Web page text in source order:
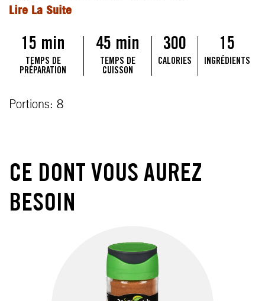
Lire La Suite
15 min
TEMPS DE
PRÉPARATION
45 min
TEMPS DE
CUISSON
300
CALORIES
15
INGRÉDIENTS
Portions: 8
CE DONT VOUS AUREZ
BESOIN